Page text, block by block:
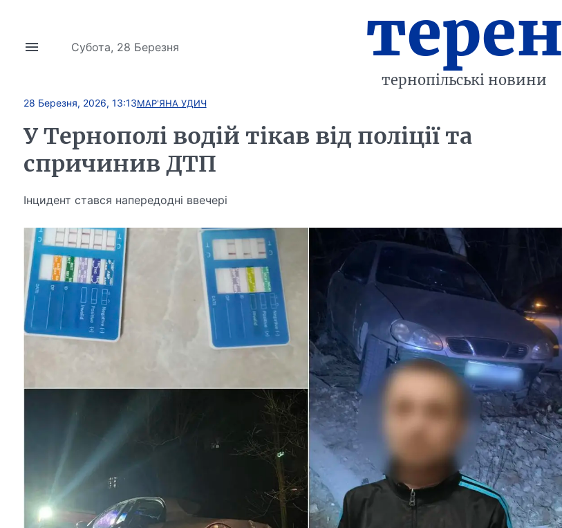
Субота, 28 Березня терен
тернопільські новини
28 Березня, 2026, 13:13МАР'ЯНА УДИЧ
У Тернополі водій тікав від поліції та
спричинив ДТП
Інцидент стався напередодні ввечері